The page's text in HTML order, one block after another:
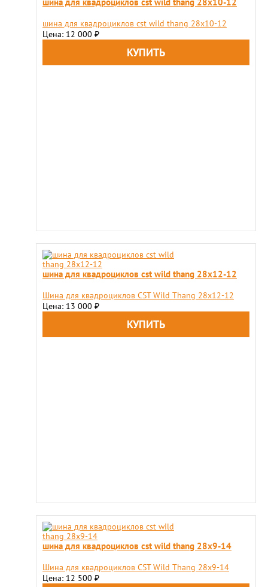
шина для квадроциклов cst wild thang 28x10-12
Цена: 12 000 ₽
шина для квадроциклов cst wild thang 28x12-12
Шина для квадроциклов CST Wild Thang 28x12-12
Цена: 13 000 ₽
шина для квадроциклов cst wild thang 28x9-14
Шина для квадроциклов CST Wild Thang 28x9-14
Цена: 12 500 ₽